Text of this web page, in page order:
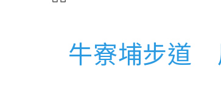
牛寮埔步道